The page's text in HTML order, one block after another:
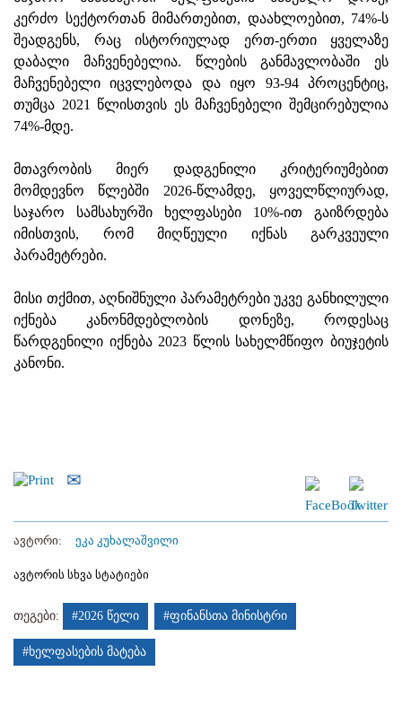
კერძო სექტორთან მიმართებით, დაახლოებით, 74%-ს
შეადგენს, რაც ისტორიულად ერთ-ერთი ყველაზე
დაბალი მაჩვენებელია. წლების განმავლობაში ეს
მაჩვენებელი იცვლებოდა და იყო 93-94 პროცენტიც,
თუმცა 2021 წლისთვის ეს მაჩვენებელი შემცირებულია
74%-მდე.
მთავრობის მიერ დადგენილი კრიტერიუმებით
მომდევნო წლებში 2026-წლამდე, ყოველწლიურად,
საჯარო სამსახურში ხელფასები 10%-ით გაიზრდება
იმისთვის, რომ მიღწეული იქნას გარკვეული
პარამეტრები.
მისი თქმით, აღნიშნული პარამეტრები უკვე განხილული
იქნება კანონმდებლობის დონეზე, როდესაც
წარდგენილი იქნება 2023 წლის სახელმწიფო ბიუჯეტის
კანონი.
ავტორი: ეკა კუხალაშვილი
ავტორის სხვა სტატიები
თეგები: #2026 წელი #ფინანსთა მინისტრი
#ხელფასების მატება